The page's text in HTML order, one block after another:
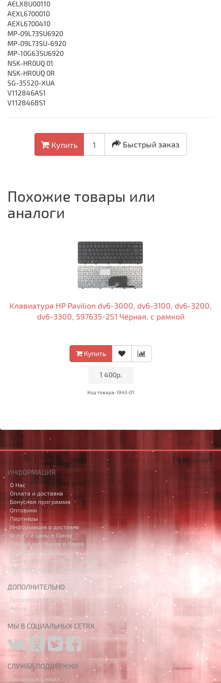
AELX8U00110
AEXL6700010
AEXL6700410
MP-09L73SU6920
MP-09L73SU-6920
MP-10G63SU6920
NSK-HR0UQ 01
NSK-HR0UQ 0R
SG-35520-XUA
V112846AS1
V112846BS1
Купить Быстрый заказ
Похожие товары или
аналоги
Клавиатура HP Pavilion dv6-3000, dv6-3100, dv6-3200,
dv6-3300, 597635-251 Чёрная, с рамкой
Купить
1 400р.
Код товара: 1943-01
ИНФОРМАЦИЯ
О Нас
Оплата и доставка
Бонусная программа
Оптовики
Партнёры
Информация о доставке
Услуги и цены в Пензе
Ремонт ноутбуков в Пензе
Скупка ноутбуков
Сервисный центр "НОУТБУК58"
Политика конфиденциальности
ДОПОЛНИТЕЛЬНО
Производители
Акции
МЫ В СОЦИАЛЬНЫХ СЕТЯХ
СЛУЖБА ПОДДЕРЖКИ
Связаться с нами